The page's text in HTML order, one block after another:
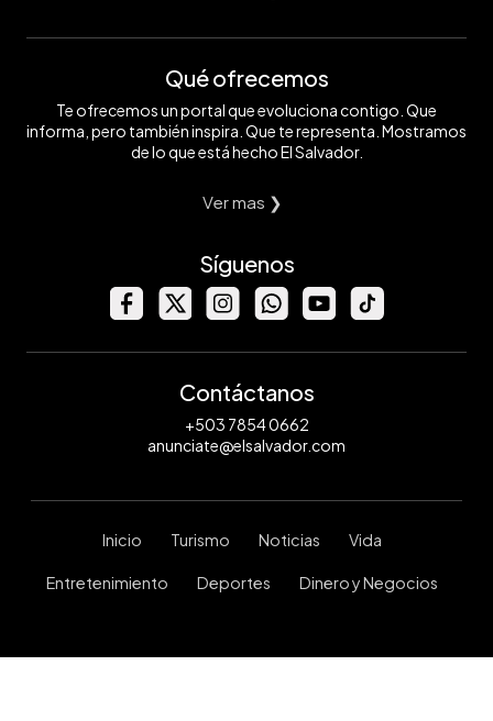
Qué ofrecemos
Te ofrecemos un portal que evoluciona contigo. Que
informa, pero también inspira. Que te representa. Mostramos
de lo que está hecho El Salvador.
Ver mas ❯
Síguenos
Contáctanos
+503 7854 0662
anunciate@elsalvador.com
Inicio Turismo Noticias Vida
Entretenimiento Deportes Dinero y Negocios